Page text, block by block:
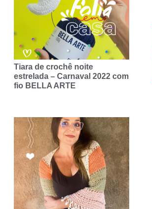
Tiara de crochê noite
estrelada – Carnaval 2022 com
fio BELLA ARTE